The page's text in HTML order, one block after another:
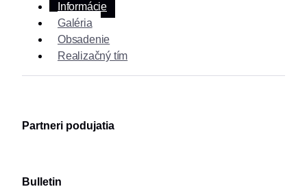
Informácie
Galéria
Obsadenie
Realizačný tím
Partneri podujatia
Bulletin